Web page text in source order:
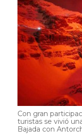
Con gran
turistas se vivió
Bajada con